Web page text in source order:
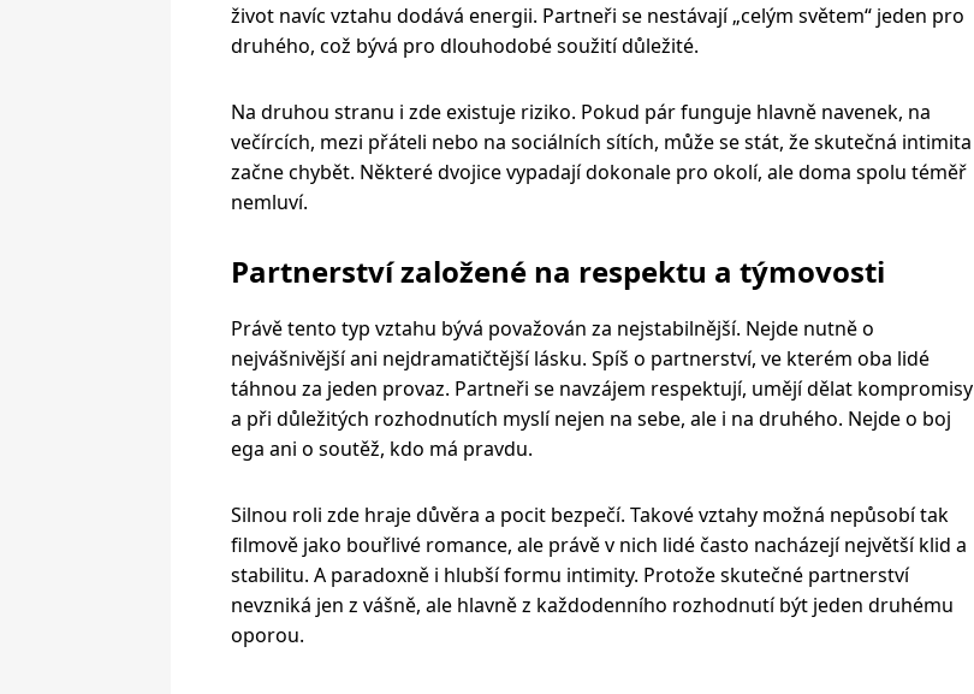
život navíc vztahu dodává energii. Partneři se nestávají „celým světem“ jeden pro
druhého, což bývá pro dlouhodobé soužití důležité.
Na druhou stranu i zde existuje riziko. Pokud pár funguje hlavně navenek, na
večírcích, mezi přáteli nebo na sociálních sítích, může se stát, že skutečná intimita
začne chybět. Některé dvojice vypadají dokonale pro okolí, ale doma spolu téměř
nemluví.
Partnerství založené na respektu a týmovosti
Právě tento typ vztahu bývá považován za nejstabilnější. Nejde nutně o
nejvášnivější ani nejdramatičtější lásku. Spíš o partnerství, ve kterém oba lidé
táhnou za jeden provaz. Partneři se navzájem respektují, umějí dělat kompromisy
a při důležitých rozhodnutích myslí nejen na sebe, ale i na druhého. Nejde o boj
ega ani o soutěž, kdo má pravdu.
Silnou roli zde hraje důvěra a pocit bezpečí. Takové vztahy možná nepůsobí tak
filmově jako bouřlivé romance, ale právě v nich lidé často nacházejí největší klid a
stabilitu. A paradoxně i hlubší formu intimity. Protože skutečné partnerství
nevzniká jen z vášně, ale hlavně z každodenního rozhodnutí být jeden druhému
oporou.